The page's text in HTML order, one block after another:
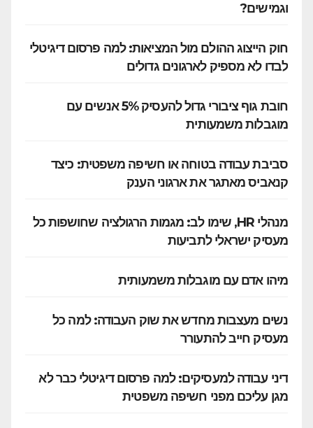
וגמישים?
חוק הייצוג ההולם מול המציאות: למה פרסום דיגיטלי
לבדו לא מספיק לארגונים גדולים
חובת גוף ציבורי גדול להעסיק 5% אנשים עם
מוגבלות משמעותית
סביבת עבודה בטוחה או חשיפה משפטית: כיצד
קנאביס מאתגר את ארגוני הענק
מנהלי HR, שימו לב: מגמות הרגולציה שחושפות כל
מעסיק ישראלי לתביעות
מיהו אדם עם מוגבלות משמעותית
נשים מעצבות מחדש את שוק העבודה: למה כל
מעסיק חייב להתעורר
דיני עבודה למעסיקים: למה פרסום דיגיטלי כבר לא
מגן עליכם מפני חשיפה משפטית